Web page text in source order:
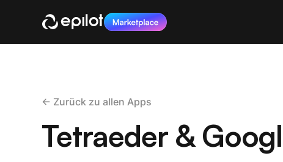
<- Zurück zu allen Apps
Tetraeder &